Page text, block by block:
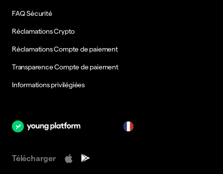
FAQ Sécurité
Réclamations Crypto
Réclamations Compte de paiement
Transparence Compte de paiement
Informations privilégiées
Télécharger